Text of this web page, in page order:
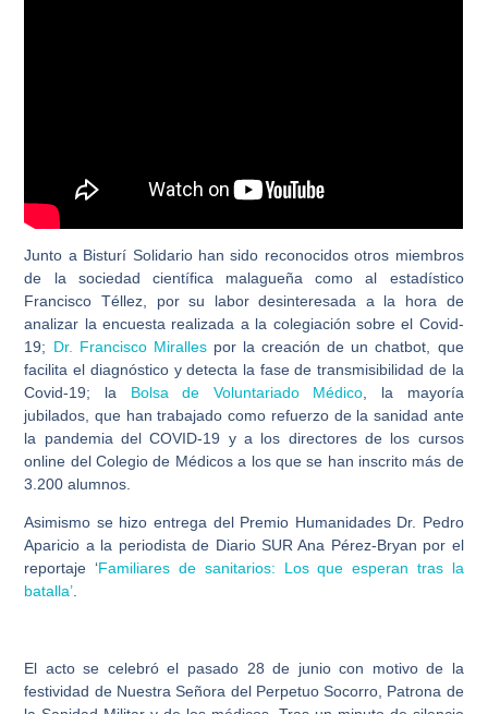
Junto a Bisturí Solidario han sido reconocidos otros miembros
de la sociedad científica malagueña como al estadístico
Francisco Téllez, por su labor desinteresada a la hora de
analizar la encuesta realizada a la colegiación sobre el Covid-
19; Dr. Francisco Miralles por la creación de un chatbot, que
facilita el diagnóstico y detecta la fase de transmisibilidad de la
Covid-19; la Bolsa de Voluntariado Médico , la mayoría
jubilados, que han trabajado como refuerzo de la sanidad ante
la pandemia del COVID-19 y a los directores de los cursos
online del Colegio de Médicos a los que se han inscrito más de
3.200 alumnos.
Asimismo se hizo entrega del Premio Humanidades Dr. Pedro
Aparicio a la periodista de Diario SUR Ana Pérez-Bryan por el
reportaje‘Familiares de sanitarios: Los que esperan tras la
batalla’.
El acto se celebró el pasado 28 de junio con motivo de la
festividad de Nuestra Señora del Perpetuo Socorro, Patrona de